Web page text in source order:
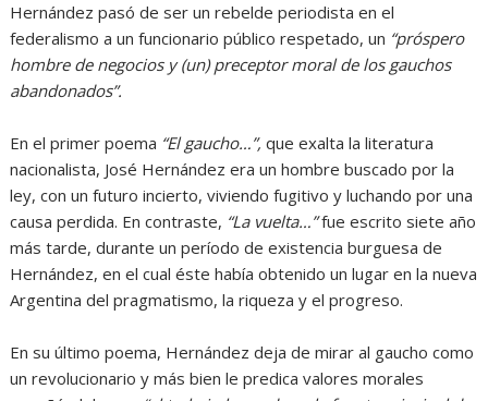
Hernández pasó de ser un rebelde periodista en el
federalismo a un funcionario público respetado, un “próspero
hombre de negocios y (un) preceptor moral de los gauchos
abandonados”.
En el primer poema “El gaucho…”, que exalta la literatura
nacionalista, José Hernández era un hombre buscado por la
ley, con un futuro incierto, viviendo fugitivo y luchando por una
causa perdida. En contraste, “La vuelta…”fue escrito siete año
más tarde, durante un período de existencia burguesa de
Hernández, en el cual éste había obtenido un lugar en la nueva
Argentina del pragmatismo, la riqueza y el progreso.
En su último poema, Hernández deja de mirar al gaucho como
un revolucionario y más bien le predica valores morales